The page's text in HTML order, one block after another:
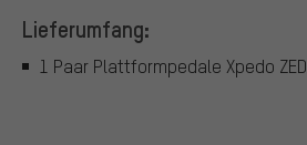
Lieferumfang:
1 Paar Plattformpedale Xpedo ZED